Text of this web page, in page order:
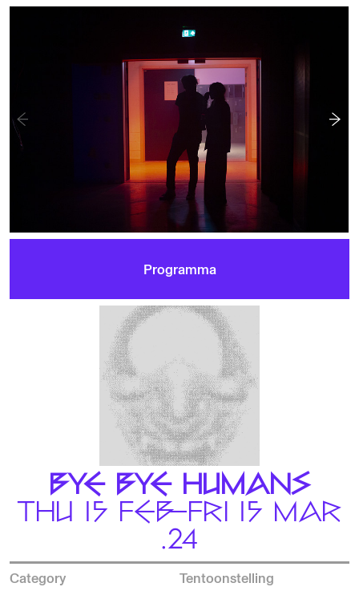
Programma
BYE BYE HUMANS
THU 15 FEB—FRI 15 MAR
.24
Category
Tentoonstelling